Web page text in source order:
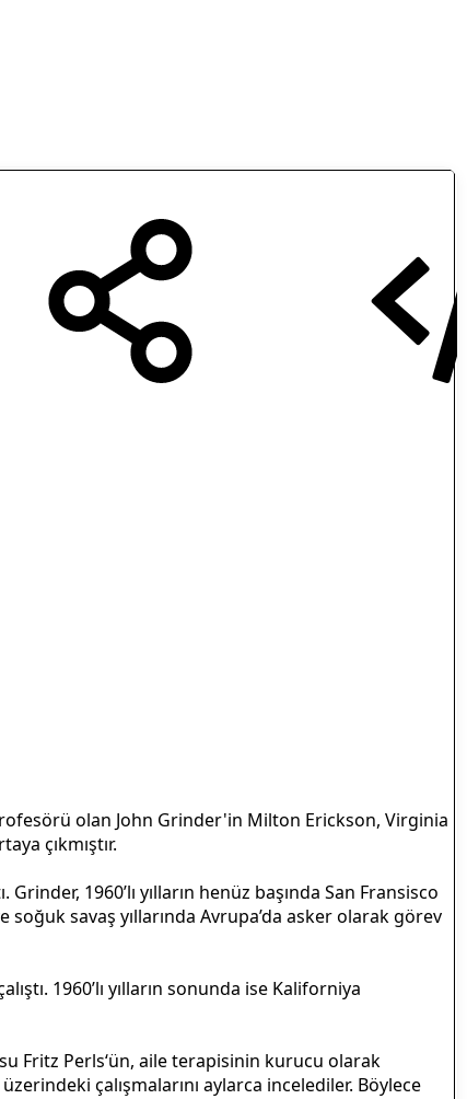
olan John Grinder'in Milton Erickson, Virginia
çıkmıştır.
1960’lı yılların henüz başında San Fransisco
savaş yıllarında Avrupa’da asker olarak görev
1960’lı yılların sonunda ise Kaliforniya
Fritz Perls‘ün, aile terapisinin kurucu olarak
çalışmalarını aylarca incelediler. Böylece